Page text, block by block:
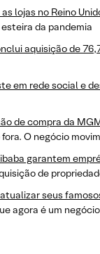
lojas no Reino
da pandemia
aquisição de
em rede social e
de compra da
O negócio
garantem
de
seus
agora é um